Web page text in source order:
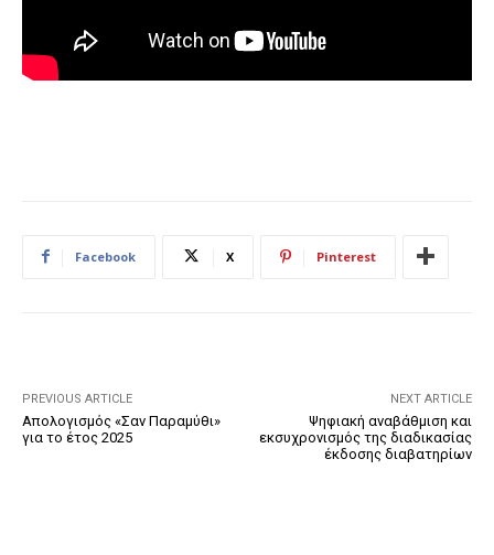
Facebook X Pinterest
PREVIOUS ARTICLE
Απολογισμός «Σαν Παραμύθι»
για το έτος 2025
NEXT ARTICLE
Ψηφιακή αναβάθμιση και
εκσυχρονισμός της διαδικασίας
έκδοσης διαβατηρίων